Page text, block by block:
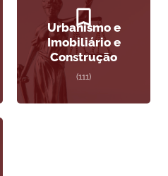
Urbanismo e
Imobiliário e
Construção
(111)